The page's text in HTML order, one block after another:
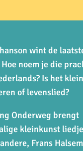
wint de
noem je die
Is het
of levenslied?
Onderweg brengt
kleinkunst
Frans